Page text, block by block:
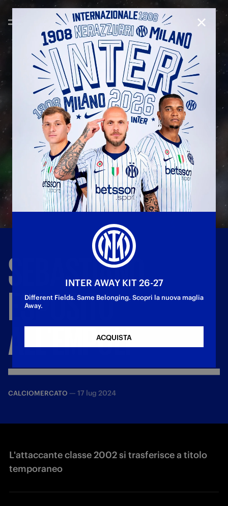
SEBASTIANO
ESPOSITO
ALL'EMPOLI
CALCIOMERCATO — 17 lug 2024
L'attaccante classe 2002 si trasferisce a titolo
temporaneo
INTER AWAY KIT 26-27
Different Fields. Same Belonging. Scopri la nuova maglia
Away.
ACQUISTA